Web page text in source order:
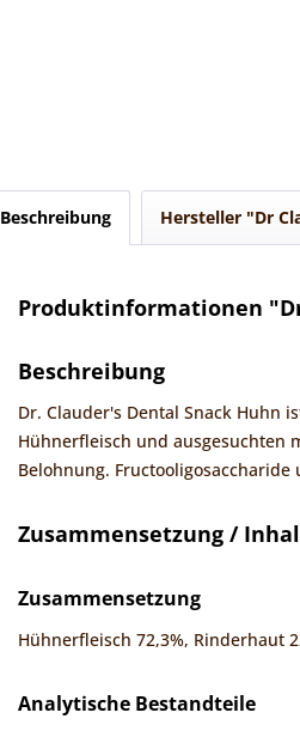
Beschreibung Hersteller "Dr
Produktinformationen
Beschreibung
Dr. Clauder's Dental Snack Huhn
Hühnerfleisch und ausgesuchten
Belohnung.
Zusammensetzung /
Zusammensetzung
Hühnerfleisch 72,3%, Rinderhaut
Analytische Bestandteile